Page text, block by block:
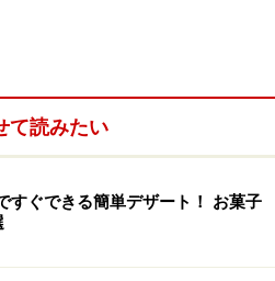
て読みたい
すぐできる簡単デザート！ お菓子